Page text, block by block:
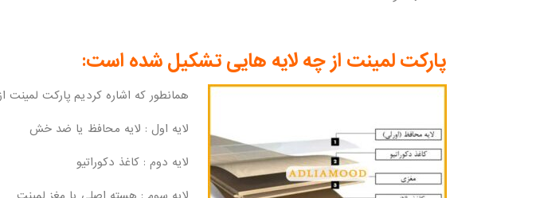
پارکت لمینت از چه لایه هایی تشکیل شده است:
همانطور که اشاره کردیم پارکت
لایه اول : لایه محافظ یا ضد خش
لایه دوم : کاغذ دکوراتیو